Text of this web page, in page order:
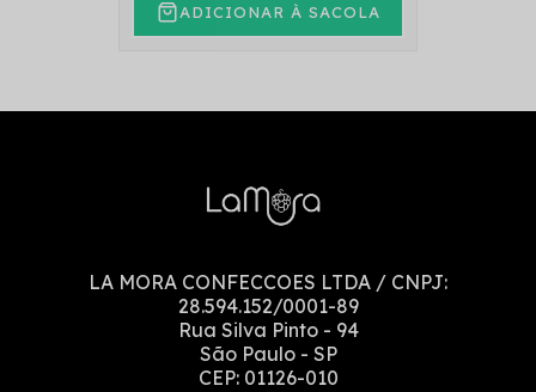
ADICIONAR À SACOLA
LA MORA CONFECCOES LTDA / CNPJ:
28.594.152/0001-89
Rua Silva Pinto - 94
São Paulo - SP
CEP: 01126-010